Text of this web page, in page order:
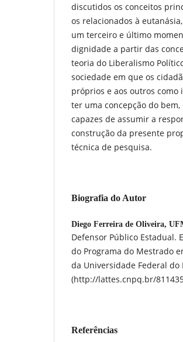
discutidos os conceitos
os relacionados à
um terceiro e último
dignidade a partir das
teoria do Liberalismo
sociedade em que os
próprios e aos outros
ter uma concepção do
capazes de assumir a
construção da presente
técnica de pesquisa.
Biografia do Autor
Diego Ferreira de Oliveira,
Defensor Público Estadual.
do Programa do Mestrado
da Universidade Federal do
(http://lattes.cnpq.br/
Referências